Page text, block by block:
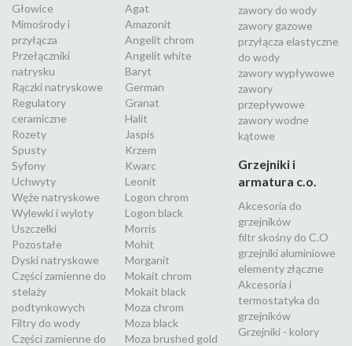
Głowice
Mimośrody i
przyłącza
Przełączniki
natrysku
Rączki natryskowe
Regulatory
ceramiczne
Rozety
Spusty
Syfony
Uchwyty
Węże natryskowe
Wylewki i wyloty
Uszczelki
Pozostałe
Dyski natryskowe
Części zamienne do
stelaży
podtynkowych
Filtry do wody
Części zamienne do
Agat
Amazonit
Angelit chrom
Angelit white
Baryt
German
Granat
Halit
Jaspis
Krzem
Kwarc
Leonit
Logon chrom
Logon black
Morris
Mohit
Morganit
Mokait chrom
Mokait black
Moza chrom
Moza black
Moza brushed gold
zawory do wody
zawory gazowe
przyłącza elastyczne
do wody
zawory wypływowe
zawory
przepływowe
zawory wodne
kątowe
Grzejniki i
armatura c.o.
Akcesoria do
grzejników
filtr skośny do C.O
grzejniki aluminiowe
elementy złączne
Akcesoria i
termostatyka do
grzejników
Grzejniki - kolory